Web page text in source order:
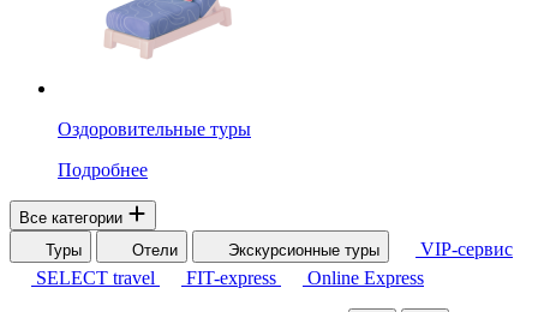
Оздоровительные туры
Подробнее
Все категории
Туры
Отели Экскурсионные туры
VIP-сервис
SELECT travel
FIT-express Online Express